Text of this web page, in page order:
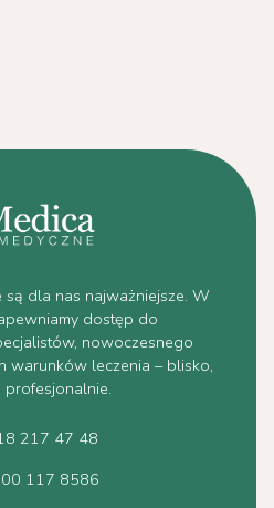
dla nas najważniejsze. W
dostęp do
nowoczesnego
warunków leczenia – blisko,
profesjonalnie.
217 47 48
117 8586